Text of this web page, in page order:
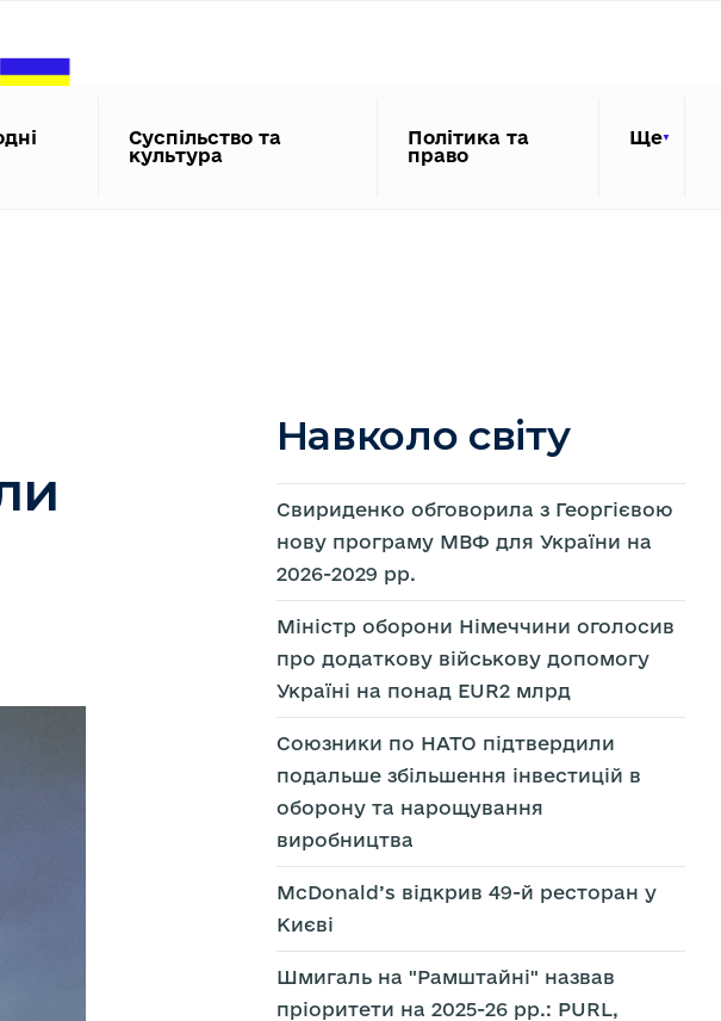
Суспільство та
культура
Політика та
право
Ще
Навколо світу
Свириденко обговорила з Георгієвою
нову програму МВФ для України на
2026-2029 рр.
Міністр оборони Німеччини оголосив
про додаткову військову допомогу
Україні на понад EUR2 млрд
Союзники по НАТО підтвердили
подальше збільшення інвестицій в
оборону та нарощування
виробництва
McDonald’s відкрив 49-й ресторан у
Києві
Шмигаль на "Рамштайні" назвав
пріоритети на 2025-26 рр.: PURL,